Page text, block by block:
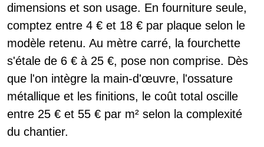
dimensions et son usage. En fourniture seule,
comptez entre 4 € et 18 € par plaque selon le
modèle retenu. Au mètre carré, la fourchette
s'étale de 6 € à 25 €, pose non comprise. Dès
que l'on intègre la main-d'œuvre, l'ossature
métallique et les finitions, le coût total oscille
entre 25 € et 55 € par m² selon la complexité
du chantier.